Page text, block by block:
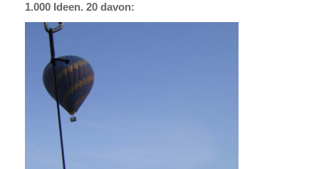
1.000 Ideen. 20 davon: